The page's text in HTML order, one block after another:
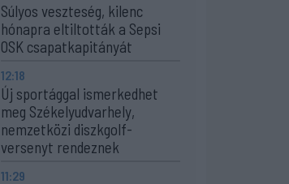
Súlyos veszteség, kilenc
hónapra eltiltották a Sepsi
OSK csapatkapitányát
12:18
Új sportággal ismerkedhet
meg Székelyudvarhely,
nemzetközi diszkgolf-
versenyt rendeznek
11:29